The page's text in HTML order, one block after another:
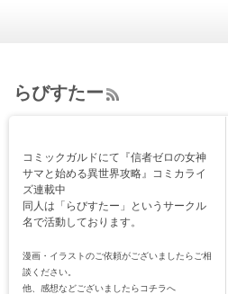
らびすたー
s
コミックガルドにて『信者ゼロの女神
サマと始める異世界攻略』コミカライ
ズ連載中
同人は「らびすたー」というサークル
名で活動しております。
漫画・イラストのご依頼がございましたらご相
談ください。
他、感想などございましたらコチラへ